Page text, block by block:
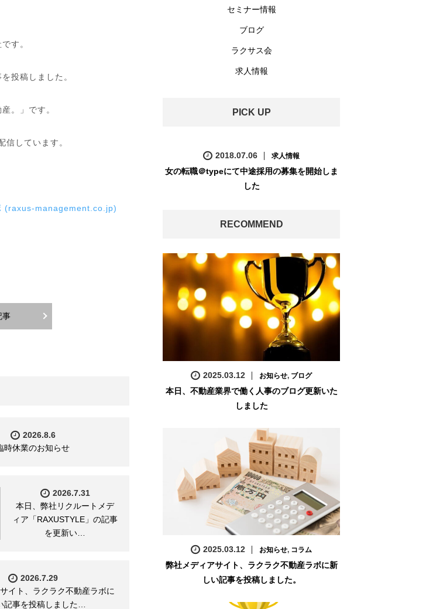
す。
投稿しました。
。」です。
信しています。
(raxus-management.co.jp)
事
2026.8.6
時休業のお知らせ
2026.7.31
本日、弊社リクルートメデ
ィア「RAXUSTYLE」の記事
を更新い…
2026.7.29
イト、ラクラク不動産ラボに
記事を投稿しました…
セミナー情報
ブログ
ラクサス会
求人情報
PICK UP
2018.07.06 求人情報
女の転職＠typeにて中途採用の募集を開始しま
した
RECOMMEND
2025.03.12 お知らせ, ブログ
本日、不動産業界で働く人事のブログ更新いた
しました
2025.03.12 お知らせ, コラム
弊社メディアサイト、ラクラク不動産ラボに新
しい記事を投稿しました。